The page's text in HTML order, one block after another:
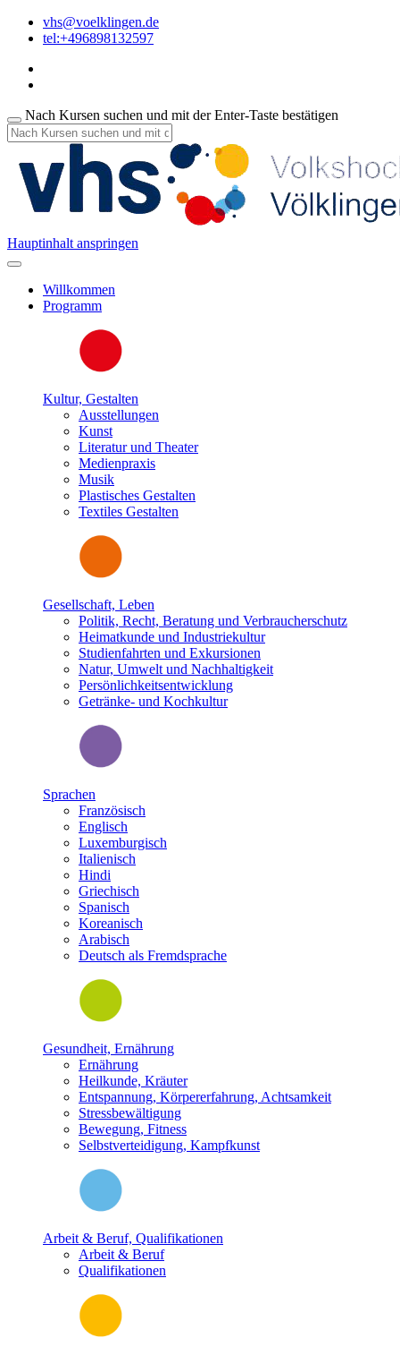
vhs@voelklingen.de
tel:+496898132597
Nach Kursen suchen und mit der Enter-Taste bestätigen
Hauptinhalt anspringen
Willkommen
Programm
Kultur, Gestalten
Ausstellungen
Kunst
Literatur und Theater
Medienpraxis
Musik
Plastisches Gestalten
Textiles Gestalten
Gesellschaft, Leben
Politik, Recht, Beratung und Verbraucherschutz
Heimatkunde und Industriekultur
Studienfahrten und Exkursionen
Natur, Umwelt und Nachhaltigkeit
Persönlichkeitsentwicklung
Getränke- und Kochkultur
Sprachen
Französisch
Englisch
Luxemburgisch
Italienisch
Hindi
Griechisch
Spanisch
Koreanisch
Arabisch
Deutsch als Fremdsprache
Gesundheit, Ernährung
Ernährung
Heilkunde, Kräuter
Entspannung, Körpererfahrung, Achtsamkeit
Stressbewältigung
Bewegung, Fitness
Selbstverteidigung, Kampfkunst
Arbeit & Beruf, Qualifikationen
Arbeit & Beruf
Qualifikationen